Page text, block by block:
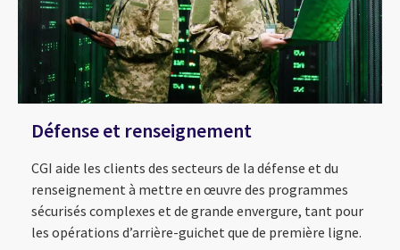
Défense et renseignement
CGI aide les clients des secteurs de la défense et du
renseignement à mettre en œuvre des programmes
sécurisés complexes et de grande envergure, tant pour
les opérations d’arrière-guichet que de première ligne.